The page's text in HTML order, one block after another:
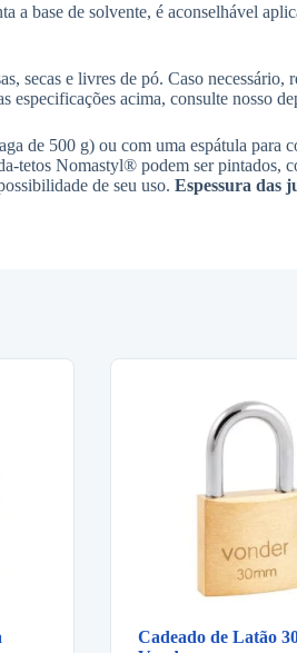
base de solvente, é aconselhável
secas e livres de pó. Caso
especificações acima, consulte nosso
de 500 g) ou com uma espátula para
Nomastyl® podem ser pintados,
de seu uso. Espessura das
Cadeado de Latão